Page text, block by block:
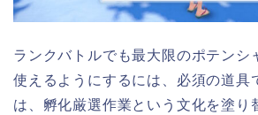
ランクバトルでも最大限のポテンシ
使えるようにするには、必須の道具
は、孵化厳選作業という文化を塗り